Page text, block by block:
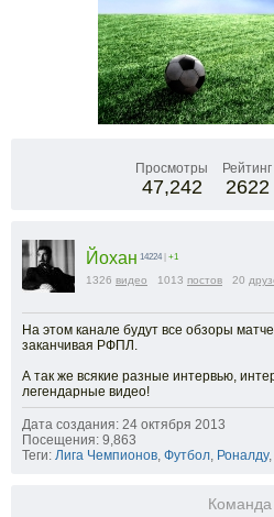
Просмотры
47,242
Рейтинг
2622
Йохан 14224 | +1
1326 видео 1013 постов 20
На этом канале будут все обзоры
заканчивая РФПЛ.
А так же всякие разные интервью,
легендарные видео!
Дата создания: 24 октября 2013
Посещения: 9,863
Теги: Лига Чемпионов, Футбол, Роналду,
Команда